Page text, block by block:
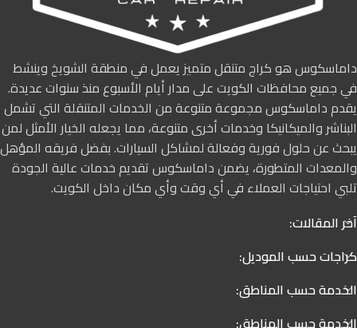
داماسكوس هو كراج متنقل متميز يعمل في منطقة الشويخ وينشط
في جميع محافظات الكويت على مدار أيام الأسبوع منذ سنوات عديدة.
يقدم داماسكوس مجموعة متنوعة من الخدمات المتنقلة التي تشمل
البناشر والميكانيكا وخدمات أخرى متنوعة، مما يجعله الخيار الأمثل لمن
يبحث عن حلول فورية وفعالة لمشاكل السيارات. بفضل فريقه المؤهل
والمعدات المتطورة، يضمن داماسكوس تقديم خدمات عالية الجودة
تلبي احتياجات العملاء في أي وقت وأي مكان داخل الكويت.
آخر المقالات:
كراجات حسب الموديل:
الخدمة حسب المناطق: